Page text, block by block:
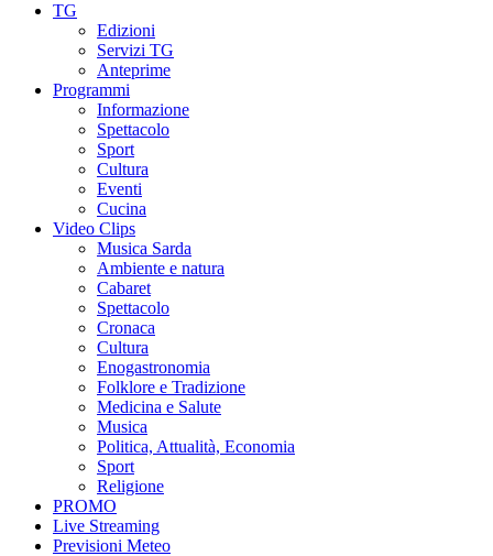
TG
Edizioni
Servizi TG
Anteprime
Programmi
Informazione
Spettacolo
Sport
Cultura
Eventi
Cucina
Video Clips
Musica Sarda
Ambiente e natura
Cabaret
Spettacolo
Cronaca
Cultura
Enogastronomia
Folklore e Tradizione
Medicina e Salute
Musica
Politica, Attualità, Economia
Sport
Religione
PROMO
Live Streaming
Previsioni Meteo